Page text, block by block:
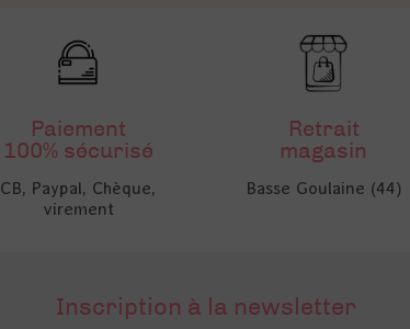
Paiement
100% sécurisé
CB, Paypal, Chèque,
virement
Retrait
magasin
Basse Goulaine (44)
Inscription à la newsletter